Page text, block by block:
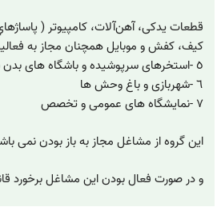
قطعات یدکی، آهن‌آلات، کامپیوتر (
کیف، کفش و موبایل همچنان مجاز به
٥ -استخرهای سرپوشیده و باشگاه های بدن سازی
٦ -شهربازی و باغ وحش ها
٧ -نمایشگاه های عمومی و تخصص
این گروه از مشاغل مجاز به باز بودن نمی
و در صورت فعال بودن این مشاغل برخورد